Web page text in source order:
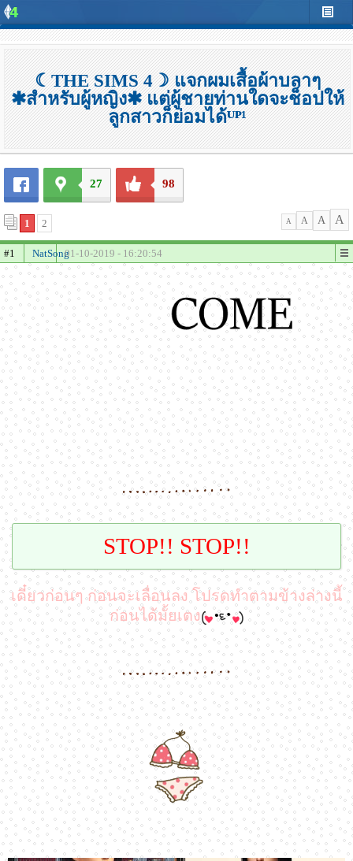
☾THE SIMS 4☽ แจกผมเสื้อผ้าบลาๆ
✱สำหรับผู้หญิง✱ แต่ผู้ชายท่านใดจะช็อปให้
ลูกสาวก็ย่อมได้ᵁᴾ¹
27 98
1 2 A A A A
#1 NatSong01-10-2019 - 16:20:54
STOP!! STOP!!
เดี๋ยวก่อนๆ ก่อนจะเลื่อนลง โปรดทำตามข้างล่างนี้
ก่อนได้มั้ยเตง